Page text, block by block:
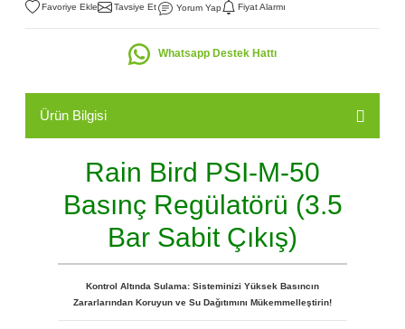
Tavsiye Et Yorum Yap Fiyat Alarmı
Whatsapp Destek Hattı
Ürün Bilgisi
Rain Bird PSI-M-50
Basınç Regülatörü (3.5
Bar Sabit Çıkış)
Kontrol Altında Sulama: Sisteminizi Yüksek Basıncın
Zararlarından Koruyun ve Su Dağıtımını Mükemmelleştirin!